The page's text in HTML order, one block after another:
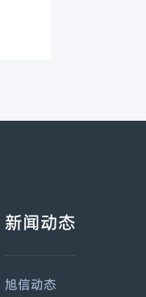
新闻动态
旭信动态